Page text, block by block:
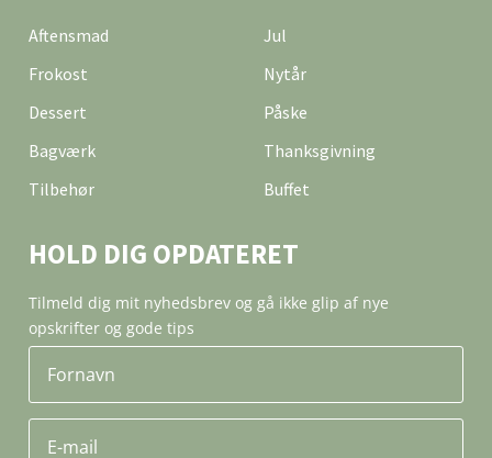
Aftensmad
Frokost
Dessert
Bagværk
Tilbehør
Jul
Nytår
Påske
Thanksgivning
Buffet
HOLD DIG OPDATERET
Tilmeld dig mit nyhedsbrev og gå ikke glip af nye
opskrifter og gode tips